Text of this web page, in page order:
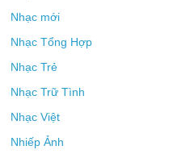
Nhạc mới
Nhạc Tổng Hợp
Nhạc Trẻ
Nhạc Trữ Tình
Nhạc Việt
Nhiếp Ảnh